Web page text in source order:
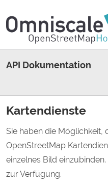
API Dokumentation
Kartendienste
Sie haben die Möglichkeit,
OpenStreetMap
einzelnes Bild
zur Verfügung.